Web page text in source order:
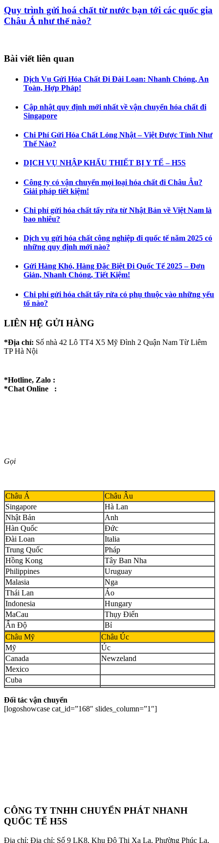
Quy trình gửi hoá chất từ nước bạn tới các quốc gia
Châu Á như thế nào?
Bài viết liên quan
Dịch Vụ Gửi Hóa Chất Đi Đài Loan: Nhanh Chóng, An
Toàn, Hợp Pháp!
Cập nhật quy định mới nhất về vận chuyển hóa chất đi
Singapore
Chi Phí Gửi Hóa Chất Lỏng Nhật – Việt Được Tính Như
Thế Nào?
DỊCH VỤ NHẬP KHẨU THIẾT BỊ Y TẾ – H5S
Công ty có vận chuyển mọi loại hóa chất đi Châu Âu?
Giải pháp tiết kiệm!
Chi phí gửi hóa chất tẩy rửa từ Nhật Bản về Việt Nam là
bao nhiêu?
Dịch vụ gửi hóa chất công nghiệp đi quốc tế năm 2025 có
những quy định mới nào?
Gửi Hàng Khó, Hàng Đặc Biệt Đi Quốc Tế 2025 – Đơn
Giản, Nhanh Chóng, Tiết Kiệm!
Chi phí gửi hóa chất tẩy rửa có phụ thuộc vào những yếu
tố nào?
LIÊN HỆ GỬI HÀNG
*Địa chỉ: Số nhà 42 Lô TT4 X5 Mỹ Đình 2 Quận Nam Từ Liêm
TP Hà Nội
*Hotline, Zalo :
*Chat Online :
Gọi
Châu Á
Châu Âu
Singapore
Hà Lan
Nhật Bản
Anh
Hàn Quốc
Đức
Đài Loan
Italia
Trung Quốc
Pháp
Hồng Kong
Tây Ban Nha
Philippines
Uruguay
Malasia
Nga
Thái Lan
Áo
Indonesia
Hungary
MaCau
Thụy Điển
Ấn Độ
Bỉ
Châu Mỹ
Châu Úc
Mỹ
Úc
Canada
Newzeland
Mexico
Cuba
Đối tác vận chuyển
[logoshowcase cat_id=”168″ slides_column=”1″]
CÔNG TY TNHH CHUYỂN PHÁT NHANH
QUỐC TẾ H5S
Địa chỉ: Địa chỉ: Số 9 LK8, Khu Đô Thị Xa La, Phường Phúc La,